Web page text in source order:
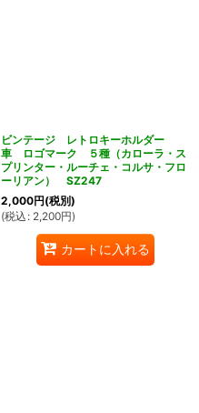
ビンテージ レトロキーホルダー
車 ロゴマーク ５種（カローラ・ス
プリンター・ルーチェ・コルサ・フロ
ーリアン） SZ247
2,000円(税別)
(税込 : 2,200円)
カートに入れる